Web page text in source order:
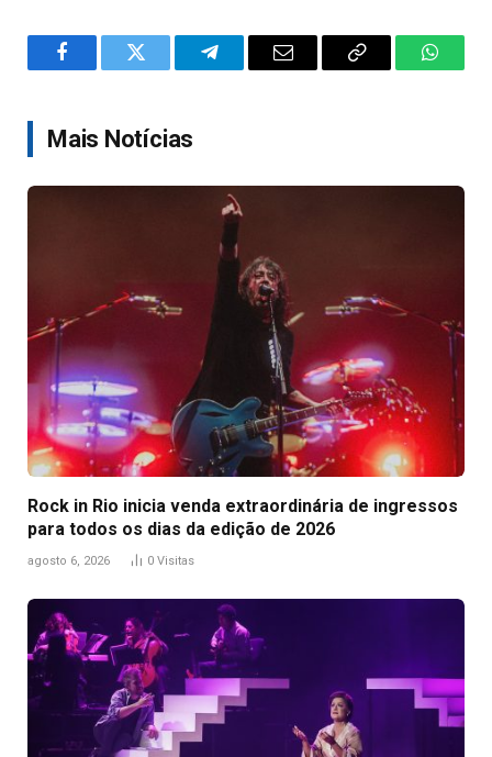
FacebookTwitter TelegramEmail
Copy
Mais Notícias
Rock in Rio inicia venda extraordinária de ingressos
para todos os dias da edição de 2026
agosto 6, 2026 0 Visitas